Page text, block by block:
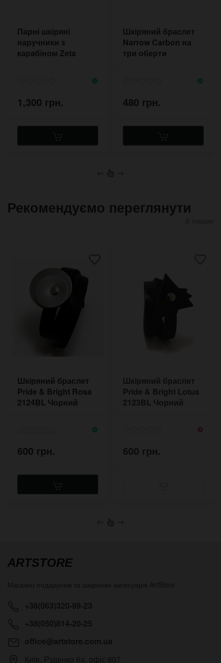
Парні шкіряні
наручники з
карабіном Zeta
1,300 грн.
Шкіряний браслет
Narrow Carbon на
три оберти
480 грн.
← →
Рекомендуємо переглянути
Шкіряний браслет
Pride & Bright Rosa
2124BL Чорний
600 грн.
Шкіряний браслет
Pride & Bright Lotus
2123BL Чорний
600 грн.
← →
ARTSTORE